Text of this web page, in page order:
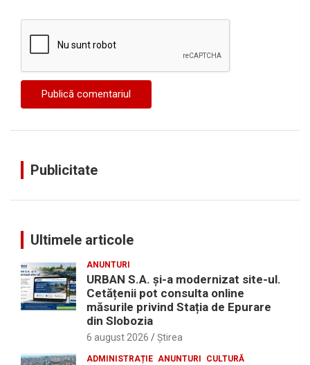
Publicitate
Ultimele articole
ANUNTURI
URBAN S.A. și-a modernizat site-ul.
Cetățenii pot consulta online
măsurile privind Stația de Epurare
din Slobozia
6 august 2026 Ştirea
ADMINISTRAȚIE ANUNTURI CULTURĂ